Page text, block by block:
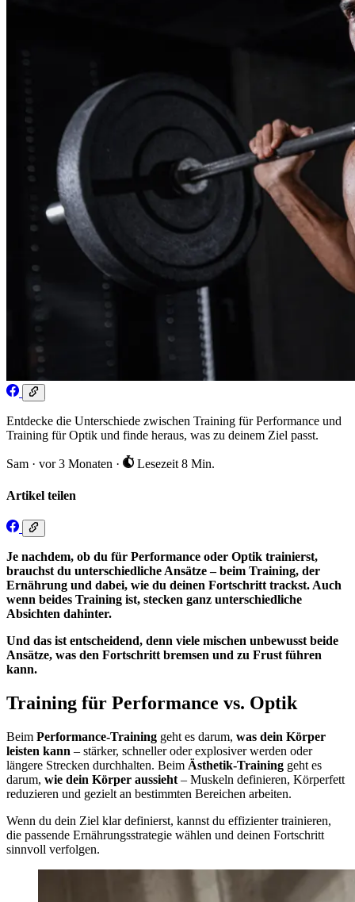
Entdecke die Unterschiede zwischen Training für Performance und
Training für Optik und finde heraus, was zu deinem Ziel passt.
Sam · vor 3 Monaten · Lesezeit 8 Min.
Artikel teilen
Je nachdem, ob du für Performance oder Optik trainierst,
brauchst du unterschiedliche Ansätze – beim Training, der
Ernährung und dabei, wie du deinen Fortschritt trackst. Auch
wenn beides Training ist, stecken ganz unterschiedliche
Absichten dahinter.
Und das ist entscheidend, denn viele mischen unbewusst beide
Ansätze, was den Fortschritt bremsen und zu Frust führen
kann.
Training für Performance vs. Optik
Beim Performance-Training geht es darum, was dein Körper
leisten kann – stärker, schneller oder explosiver werden oder
längere Strecken durchhalten. Beim Ästhetik-Training geht es
darum, wie dein Körper aussieht – Muskeln definieren, Körperfett
reduzieren und gezielt an bestimmten Bereichen arbeiten.
Wenn du dein Ziel klar definierst, kannst du effizienter trainieren,
die passende Ernährungsstrategie wählen und deinen Fortschritt
sinnvoll verfolgen.